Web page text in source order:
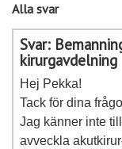
Alla svar
Svar:
kirurgavdelning
Hej Pekka!
Tack för dina
Jag känner inte
avveckla